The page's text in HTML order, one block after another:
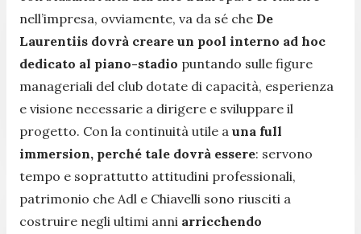
nell’impresa, ovviamente, va da sé che De
Laurentiis dovrà creare un pool interno ad hoc
dedicato al piano-stadio puntando sulle figure
manageriali del club dotate di capacità, esperienza
e visione necessarie a dirigere e sviluppare il
progetto. Con la continuità utile a una full
immersion, perché tale dovrà essere: servono
tempo e soprattutto attitudini professionali,
patrimonio che Adl e Chiavelli sono riusciti a
costruire negli ultimi anni arricchendo